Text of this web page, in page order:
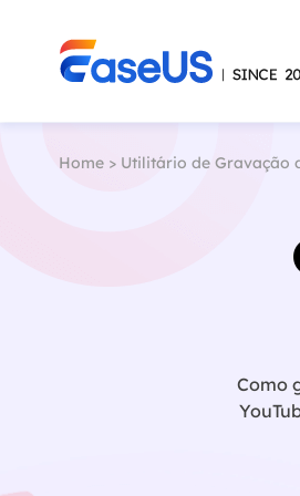
Home > Utilitário de Gravação
Como